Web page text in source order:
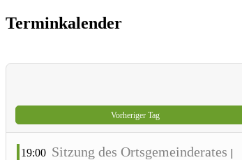
Terminkalender
Vorheriger Tag
19:00 Sitzung des Ortsgemeinderates |